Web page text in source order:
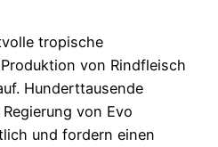
tropische
von Rindfleisch
Hunderttausende
von Evo
und fordern einen